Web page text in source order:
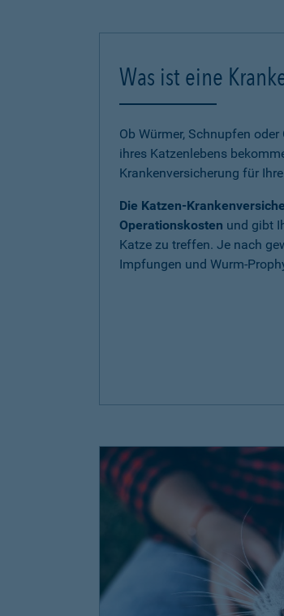
Was ist eine
Ob Würmer, Schnupfen
ihres Katzenlebens
Krankenversicherung für
Die Katzen-
Operationskosten und gibt
Katze zu treffen. Je nach
Impfungen und Wurm-